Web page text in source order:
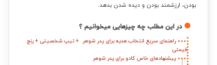
بودن، ارزشمند بودن و دیده شدن بدهد.
در این مطلب چه چیزهایی میخوانیم ؟
راهنمای سریع انتخاب هدیه برای پدر شوهر + تیپ شخصیتی + رنج
قیمتی
پیشنهادهای خاص کادو برای پدر شوهر